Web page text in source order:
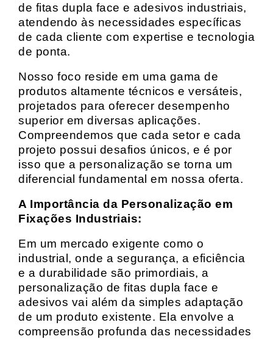
de fitas dupla face e adesivos industriais,
atendendo às necessidades específicas
de cada cliente com expertise e tecnologia
de ponta.
Nosso foco reside em uma gama de
produtos altamente técnicos e versáteis,
projetados para oferecer desempenho
superior em diversas aplicações.
Compreendemos que cada setor e cada
projeto possui desafios únicos, e é por
isso que a personalização se torna um
diferencial fundamental em nossa oferta.
A Importância da Personalização em
Fixações Industriais:
Em um mercado exigente como o
industrial, onde a segurança, a eficiência
e a durabilidade são primordiais, a
personalização de fitas dupla face e
adesivos vai além da simples adaptação
de um produto existente. Ela envolve a
compreensão profunda das necessidades